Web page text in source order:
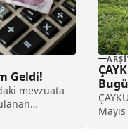
Geldi!
mevzuata
ARŞIV
Bugün
Mayıs